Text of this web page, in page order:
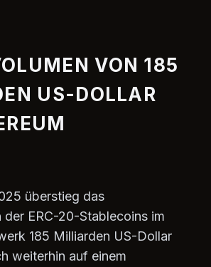
VON 185
US-DOLLAR
überstieg das
der ERC-20-Stablecoins im
185 Milliarden US-Dollar
weiterhin auf einem